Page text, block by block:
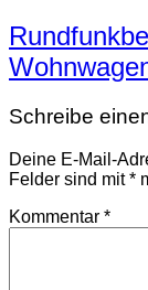
Schreibe
Deine E-Mail-
Felder sind mit*
Kommentar *